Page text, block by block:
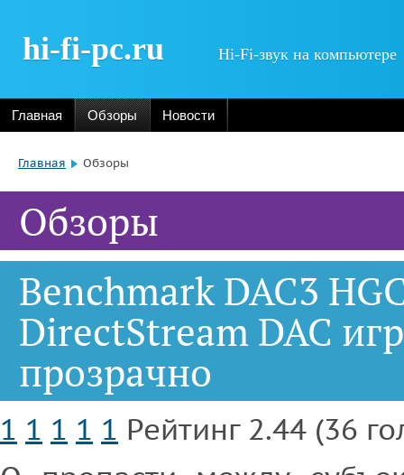
hi-fi-pc.ru Hi-Fi-звук на компьютере
Главная Обзоры Новости
Главная Обзоры
Обзоры
Benchmark DAC3
DirectStream DAC
прозрачно
1 1 1 1 1 Рейтинг 2.44 (36